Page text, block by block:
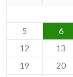
5
6
12
13
19
20